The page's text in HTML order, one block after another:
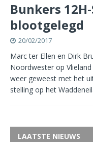
Bunkers
blootgelegd
20/02/2017
Marc ter Ellen en Dirk
Noordwester op
weer geweest met het
stelling op het
LAATSTE NIEUWS